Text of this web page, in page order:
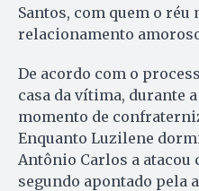
Santos, com quem o réu
relacionamento
De acordo com o
casa da vítima, durante
momento de
Enquanto Luzilene
Antônio Carlos a atacou
segundo apontado pela